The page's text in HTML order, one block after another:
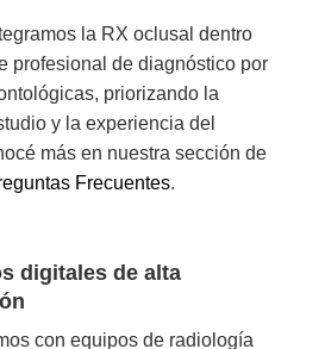
la RX oclusal dentro
profesional de diagnóstico por
priorizando la
y la experiencia del
más en nuestra sección de
Frecuentes.
digitales de alta
con equipos de radiología